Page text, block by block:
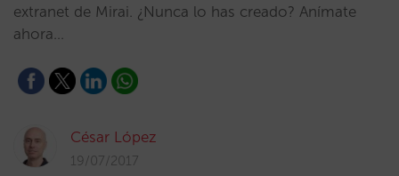
extranet de Mirai. ¿Nunca lo has creado? Anímate
ahora…
César López
19/07/2017